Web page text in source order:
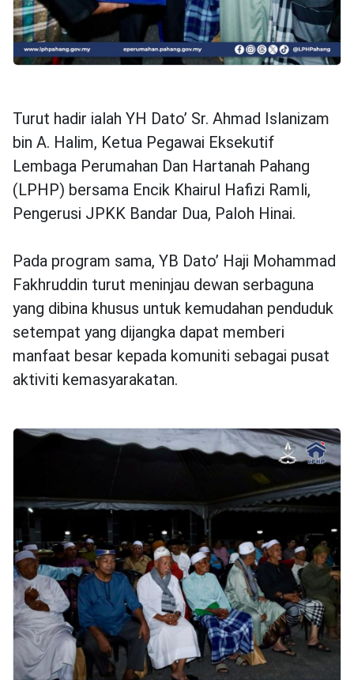
Turut hadir ialah YH Dato’ Sr. Ahmad Islanizam
bin A. Halim, Ketua Pegawai Eksekutif
Lembaga Perumahan Dan Hartanah Pahang
(LPHP) bersama Encik Khairul Hafizi Ramli,
Pengerusi JPKK Bandar Dua, Paloh Hinai.
Pada program sama, YB Dato’ Haji Mohammad
Fakhruddin turut meninjau dewan serbaguna
yang dibina khusus untuk kemudahan penduduk
setempat yang dijangka dapat memberi
manfaat besar kepada komuniti sebagai pusat
aktiviti kemasyarakatan.